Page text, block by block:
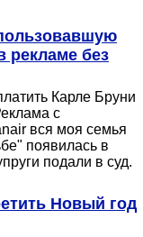
рекламе без
Карле Бруни
с
вся моя семья
появилась в
подали в суд.
Новый год